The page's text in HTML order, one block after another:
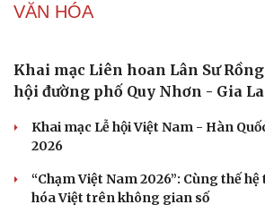
Những nơi không nên đặt router Wi-
Ô TÔ - XE MÁY
Gần 2.000 con ốc titan trên siêu
hơn 2,9 tỷ đồng
Giải thưởng Car Choice Awards
mục Dấu ấn của năm